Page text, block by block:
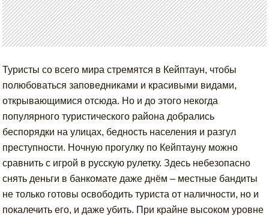
Туристы со всего мира стремятся в Кейптаун, чтобы
полюбоваться заповедниками и красивыми видами,
открывающимися отсюда. Но и до этого некогда
популярного туристического района добрались
беспорядки на улицах, бедность населения и разгул
преступности. Ночную прогулку по Кейптауну можно
сравнить с игрой в русскую рулетку. Здесь небезопасно
снять деньги в банкомате даже днём – местные бандиты
не только готовы освободить туриста от наличности, но и
покалечить его, и даже убить. При крайне высоком уровне